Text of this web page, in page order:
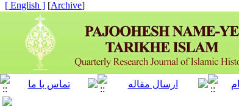
[
Archive
]
[ English ]